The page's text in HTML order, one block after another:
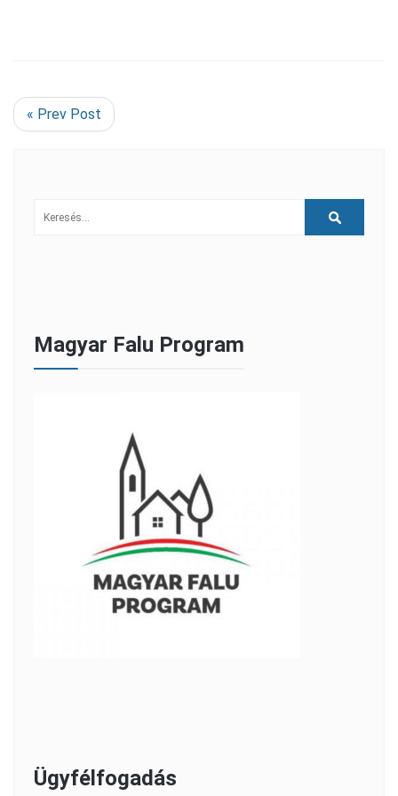
« Prev Post
Magyar Falu Program
Ügyfélfogadás